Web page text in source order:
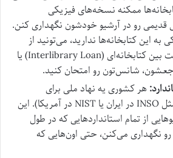
ممکنه نسخه‌های فیزیکی
قدیمی رو در آرشیو خودشون نگهداری کنن.
این کتابخانه‌ها ندارید، می‌تونید از
طریق سرویس امانت بین کتابخانه‌ای (Interlibrary Loan) یا
شانس‌تون رو امتحان کنید.
هر کشوری یه نهاد ملی برای
استانداردها داره (مثل INSO در ایران یا NIST در آمریکا). این
از تمام استانداردهایی که در طول
نگهداری می‌کنن، حتی اون‌هایی که